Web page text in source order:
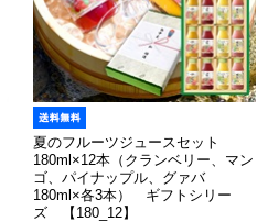
夏のフルーツジュースセット
180ml×12本（クランベリー、マン
ゴ、パイナップル、グァバ
180ml×各3本） ギフトシリー
ズ 【180_12】